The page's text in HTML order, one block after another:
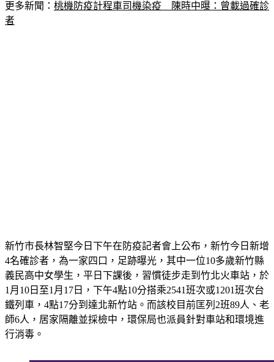
者
4名確診者，為一家四口，足跡曝光，其中一位10多歲新竹縣
義民高中女學生，平日下課後，習慣徒步走到竹北火車站，於
1月10日至1月17日，下午4點10分搭乘2541班次或1201班次台
鐵列車，4點17分到達北新竹站。而該校目前匡列2班89人、老
師6人，居家隔離並採檢中，環保局也派員針對車站和環境進
行消毒。